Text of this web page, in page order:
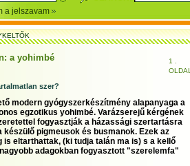
a jelszavam
a yohimbé
1 .
OLDAL
szer?
modern gyógyszerkészítmény alapanyaga a
egzotikus yohimbé. Varázserejű kérgének
fogyasztják a házassági szertartásra
pigmeusok és busmanok. Ezek az
eltarthattak, (ki tudja talán ma is) s a kellő
adagokban fogyasztott "szerelemfa"